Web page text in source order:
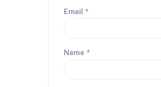
Email *
Name *